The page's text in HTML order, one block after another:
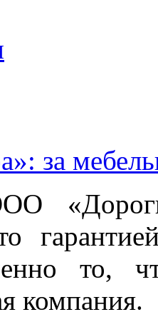
за
то,
компания.